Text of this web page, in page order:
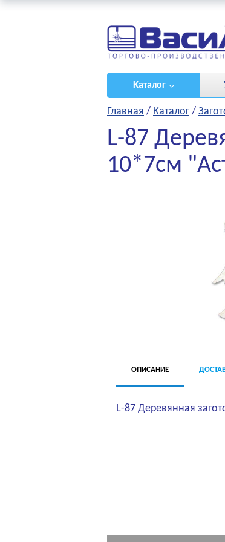
Каталог
Главная / Каталог /
L-87
10*7см
ОПИСАНИЕ
L-87 Деревянная